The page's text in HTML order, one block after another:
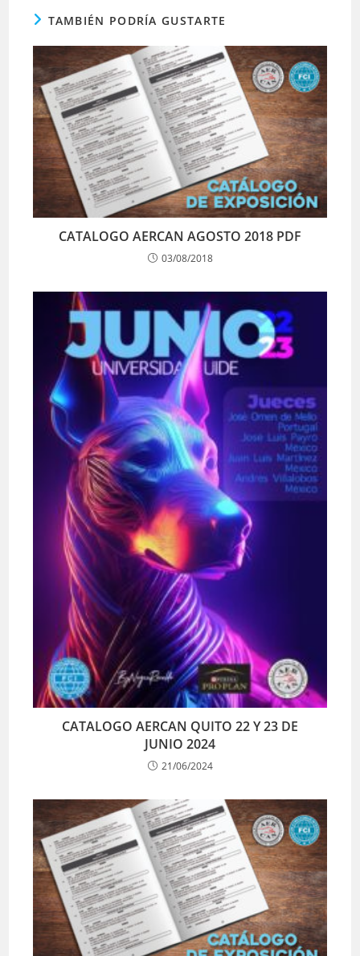
TAMBIÉN PODRÍA GUSTARTE
CATALOGO AERCAN AGOSTO 2018 PDF
03/08/2018
CATALOGO AERCAN QUITO 22 Y 23 DE
JUNIO 2024
21/06/2024